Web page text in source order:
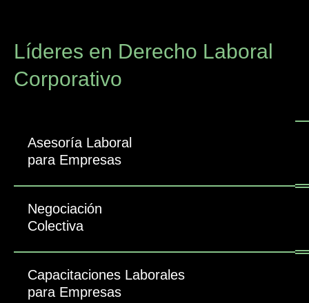
Líderes en Derecho Laboral
Corporativo
Asesoría Laboral
para Empresas
Negociación
Colectiva
Capacitaciones Laborales
para Empresas